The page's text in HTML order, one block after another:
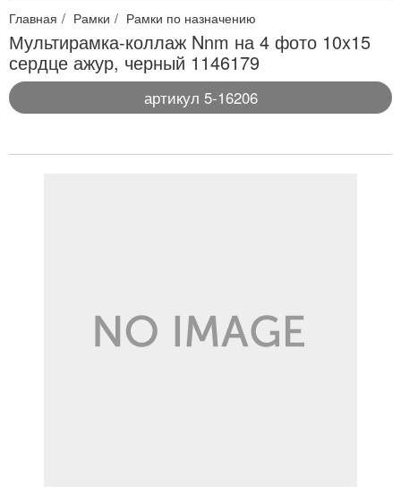
Главная Рамки Рамки по назначению
Мультирамка-коллаж Nnm на 4 фото 10x15
сердце ажур, черный 1146179
артикул 5-16206